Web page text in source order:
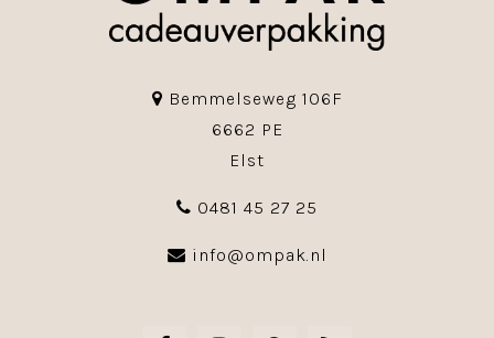
Bemmelseweg 106F
6662 PE
Elst
0481 45 27 25
info@ompak.nl